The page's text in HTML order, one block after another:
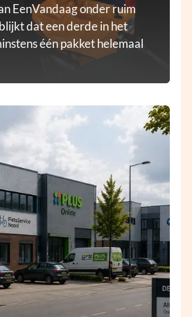
EenVandaag onder ruim
dat een derde in het
één pakket helemaal